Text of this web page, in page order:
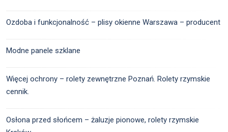
Ozdoba i funkcjonalność – plisy okienne Warszawa – producent
Modne panele szklane
Więcej ochrony – rolety zewnętrzne Poznań. Rolety rzymskie
cennik.
Osłona przed słońcem – żaluzje pionowe, rolety rzymskie